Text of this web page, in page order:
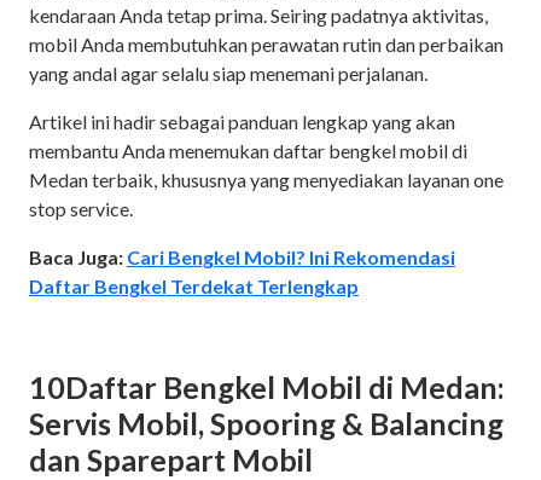
kendaraan Anda tetap prima. Seiring padatnya aktivitas,
mobil Anda membutuhkan perawatan rutin dan perbaikan
yang andal agar selalu siap menemani perjalanan.
Artikel ini hadir sebagai panduan lengkap yang akan
membantu Anda menemukan daftar bengkel mobil di
Medan terbaik, khususnya yang menyediakan layanan one
stop service.
Baca Juga: Cari Bengkel Mobil? Ini Rekomendasi
Daftar Bengkel Terdekat Terlengkap
10Daftar Bengkel Mobil di Medan:
Servis Mobil, Spooring & Balancing
dan Sparepart Mobil